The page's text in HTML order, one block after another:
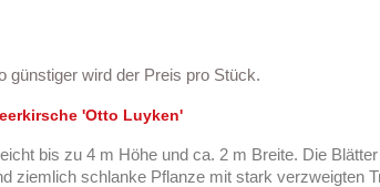
günstiger wird der Preis pro Stück.
'Otto Luyken'
bis zu 4 m Höhe und ca. 2 m Breite. Die
ziemlich schlanke Pflanze mit stark verzweigten